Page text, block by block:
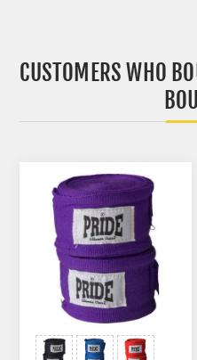
CUSTOMERS WHO